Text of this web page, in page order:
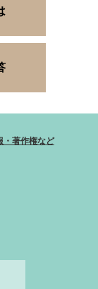
・著作権など